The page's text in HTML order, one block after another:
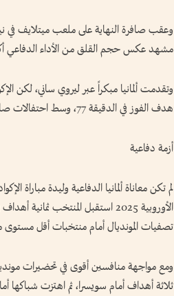
وعقب صافرة النهاية على ملعب ميتلايف في
مشهد عكس حجم القلق من الأداء الدفاعي أكثر
وتقدمت ألمانيا مبكراً عبر ليروي ساني، لكن
هدف الفوز في الدقيقة 77، وسط احتفالات صاخبة من الجماهير الإكوادورية التي تمسكت بحلم التأهل.
أزمة دفاعية
لم تكن معاناة ألمانيا الدفاعية وليدة
الأوروبية 2025 استقبل المنتخب
تصفيات المونديال أمام منتخبات أقل مستوى
ثلاثة أهداف أمام سويسرا، ثم اهتزت شباكها